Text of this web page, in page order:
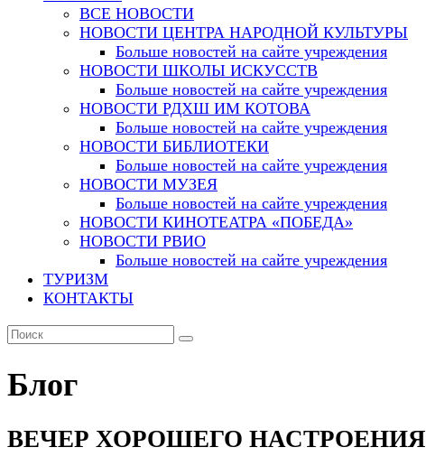
ВСЕ НОВОСТИ
НОВОСТИ ЦЕНТРА НАРОДНОЙ КУЛЬТУРЫ
Больше новостей на сайте учреждения
НОВОСТИ ШКОЛЫ ИСКУССТВ
Больше новостей на сайте учреждения
НОВОСТИ РДХШ ИМ КОТОВА
Больше новостей на сайте учреждения
НОВОСТИ БИБЛИОТЕКИ
Больше новостей на сайте учреждения
НОВОСТИ МУЗЕЯ
Больше новостей на сайте учреждения
НОВОСТИ КИНОТЕАТРА «ПОБЕДА»
НОВОСТИ РВИО
Больше новостей на сайте учреждения
ТУРИЗМ
КОНТАКТЫ
Блог
ВЕЧЕР ХОРОШЕГО НАСТРОЕНИЯ